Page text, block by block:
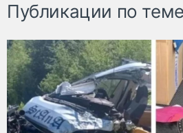
Публикации по теме